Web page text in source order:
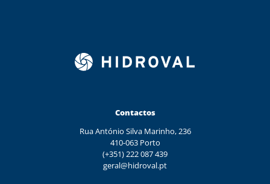
Contactos
Rua António Silva Marinho, 236
410-063 Porto
(+351) 222 087 439
geral@hidroval.pt